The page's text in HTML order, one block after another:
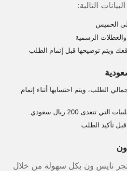
التالية:
الخميس
الرسمية
ويتم توضيحها قبل إتمام الطلب
الطلب، ويتم احتسابها أثناء إتمام
200 ريال سعودي.
تأكيد الطلب
ون
نايس ون بكل سهولة من خلال